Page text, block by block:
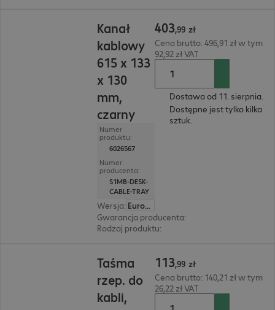
Kanał
kablowy
615 x 133
x 130
mm,
czarny
Numer
produktu:
6026567
Numer
producenta:
S1MB-DESK-
CABLE-TRAY
Wersja:
Europa
Gwarancja producenta:
Rodzaj produktu:
403,99 zł
Cena brutto: 496,91 zł w tym
92,92 zł VAT
Dostawa od 11. sierpnia.
Dostępne jest tylko kilka
sztuk.
Taśma
rzep. do
kabli,
113,99 zł
Cena brutto: 140,21 zł w tym
26,22 zł VAT